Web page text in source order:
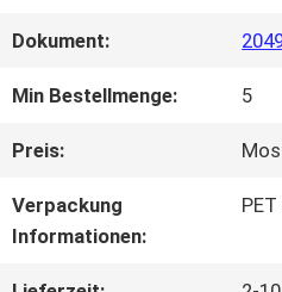
KONTAKT
MIT
Dokument:
Min Bestellmenge: 5
Preis:
Verpackung
Informationen: